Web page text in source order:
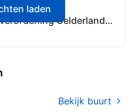
Gelderland,
laden
Bekijk buurt